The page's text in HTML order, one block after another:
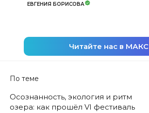
ЕВГЕНИЯ БОРИСОВА
Читайте нас в МАКС
По теме
Осознанность, экология и ритм
озера: как прошёл VI фестиваль